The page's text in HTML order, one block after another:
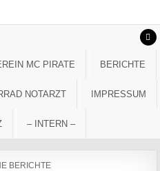
MC PIRATE BERICHTE
NOTARZT IMPRESSUM
– INTERN –
BERICHTE